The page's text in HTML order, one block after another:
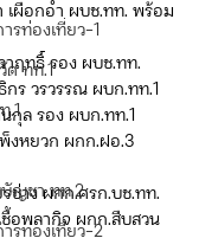
รท่องเที่ยว-1
ด ทท.1
.1
ญชา ทท.2
รท่องเที่ยว-2
วาฤทธิ์ รอง ผบช.ทท.
ล.สันธิกร วรวรรณ ผบก.ทท.1
วุธ ตันกุล รอง ผบก.ทท.1
น เพียรช่าง ผกก.ศรก.บช.ทท.